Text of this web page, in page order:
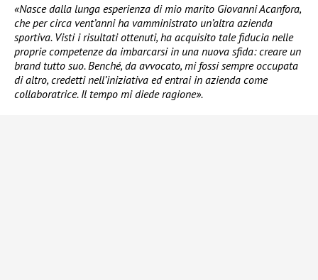
«Nasce dalla lunga esperienza di mio marito Giovanni Acanfora,
che per circa vent’anni ha vamministrato un’altra azienda
sportiva. Visti i risultati ottenuti, ha acquisito tale fiducia nelle
proprie competenze da imbarcarsi in una nuova sfida: creare un
brand tutto suo. Benché, da avvocato, mi fossi sempre occupata
di altro, credetti nell’iniziativa ed entrai in azienda come
collaboratrice. Il tempo mi diede ragione».